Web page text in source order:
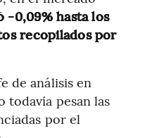
-0,09% hasta los
recopilados por
de análisis en
todavía pesan las
por el